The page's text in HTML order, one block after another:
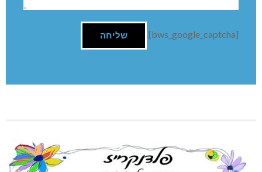
[bws_google_captcha]